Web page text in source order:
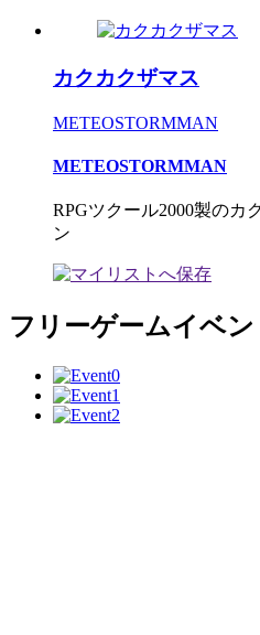
カクカクザマス
METEOSTORMMAN
METEOSTORMMAN
RPGツクール2000製のカ
ン
フリーゲームイベン